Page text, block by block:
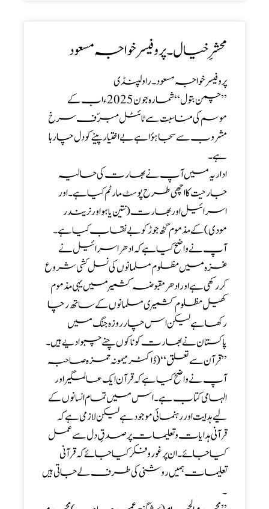
محشرِ خیال ۔ پروفیسر خواجہ مسعود
پروفیسر خواجہ مسعود۔ راولپنڈی
’’ چمن بتول‘‘ شمارہ جون 2025ء اب کے
موسم کی مناسبت سے ٹائٹل مبرّف سرخ
مشروب سے سجا ہؤا ہے بےاختیار پینے کو دل چا رہا
ہے ۔
اداریہ میں آپ نے بھارت کی حالیہ
جارحیت کا اچھی طرح پوسٹ مارٹم کیا ہے ۔ اور
اسرائیل اور بھارت (نتین یاہو اور نریندر
مودی) کے مذموم گٹھ جوڑ کو بے نقاب کیا ہے ۔
آپ نے واضح کیا ہے کہ ادھر اسرائیل نے
غزہ میں مظلوم مسلمانوں کی نسل کشی شروع
کر رکھی ہے اور ادھر مقبوضہ کشمیر میں یہی مذموم
کھیل مظلوم کشمیری مسلمانوں کے ساتھ رچا
رکھا ہے لیکن اس چار روزہ جنگ میں
پاکستان نے بھارت کو ناکوں چنے چبوا دیے ہیں ۔
’’ قرآن سے تعلق‘‘( ڈاکٹر میمونہ حمزہ صاحبہ
آپ نے واضح کیا ہے کہ قرآن ایک عالمگیر اور
الہامی کتاب ہے ۔ اس میں تمام انسانوں کے
لیے ہدایت اور رہنمائی موجود ہے لیکن لازمی ہے کہ
قرآنی ہدایات و تعلیمات پر صدقِ دل سے عمل
کیا جائے۔ ان پر غور و فکر کیا جائے کہ قرآنی
تعلیمات ہمیں روشنی کی طرف لے جاتی ہیں
۔